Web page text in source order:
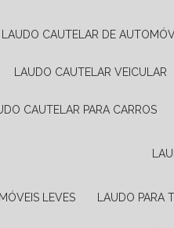
LAUDO CAUTELAR DE
LAUDO CAUTELAR VEICULAR
CAUTELAR PARA CARROS
LEVES LAUDO PARA